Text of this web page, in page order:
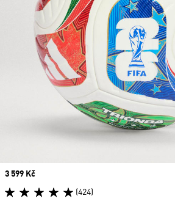
Price
3 599 Kč
(424)